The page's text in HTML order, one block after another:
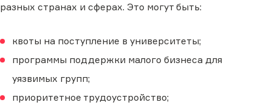
разных странах и сферах. Это могут быть:
квоты на поступление в университеты;
программы поддержки малого бизнеса для
уязвимых групп;
приоритетное трудоустройство;